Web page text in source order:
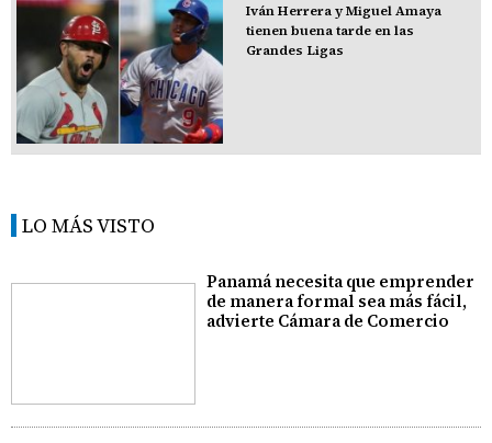
Iván Herrera y Miguel Amaya
tienen buena tarde en las
Grandes Ligas
LO MÁS VISTO
Panamá necesita que emprender
de manera formal sea más fácil,
advierte Cámara de Comercio